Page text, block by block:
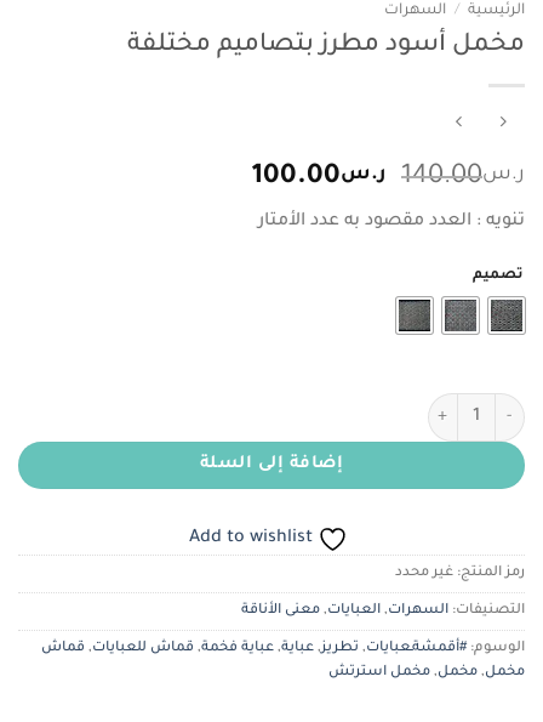
الرئيسية / السهرات
مخمل أسود مطرز بتصاميم مختلفة
ر.س140.00 السعر
الأصلي
هو:
ر.س100.00السعر
تنويه : العدد مقصود به عدد الأمتار
تصميم
كمية مخمل أسود مطرز بتصاميم مختلفة
إضافة إلى السلة
Add to wishlist
رمز المنتج: غير محدد
التصنيفات: السهرات, العبايات, معنى الأناقة
الوسوم:#أقمشةـعبايات, تطريز, عباية, عباية فخمة, قماش للعبايات, قماش
مخمل, مخمل, مخمل استرتش